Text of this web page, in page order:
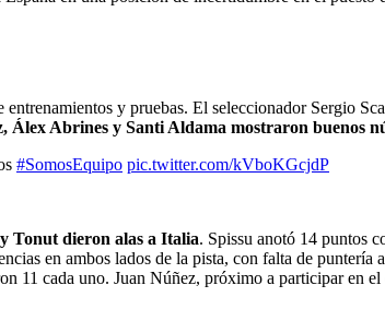
y pruebas. El seleccionador Sergio
Álex Abrines y Santi Aldama mostraron buenos
#SomosEquipo pic.twitter.com/kVboKGcjdP
Tonut dieron alas a Italia. Spissu anotó 14 puntos
en ambos lados de la pista, con falta de
11 cada uno. Juan Núñez, próximo a participar en